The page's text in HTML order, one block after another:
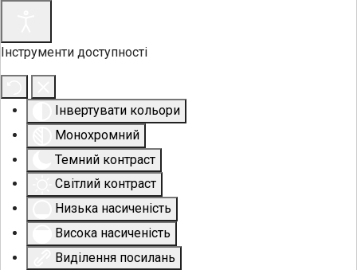
Інструменти доступності
Інвертувати кольори
Монохромний
Темний контраст
Світлий контраст
Низька насиченість
Висока насиченість
Виділення посилань